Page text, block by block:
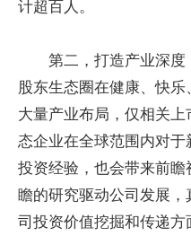
计超百人。
第二，打造产业深
股东生态圈在健康、快
大量产业布局，仅相关
态企业在全球范围内对
投资经验，也会带来前
瞻的研究驱动公司发展
司 投资价值挖掘和传递